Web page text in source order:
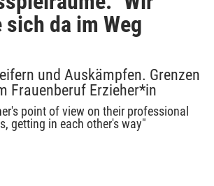
da im Weg
und Auskämpfen. Grenzen
Frauenberuf Erzieher*in
point of view on their professional
getting in each other's way"